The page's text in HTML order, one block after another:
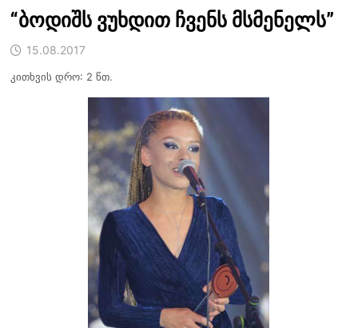
“ბოდიშს ვუხდით ჩვენს მსმენელს”
15.08.2017
კითხვის დრო: 2 წთ.